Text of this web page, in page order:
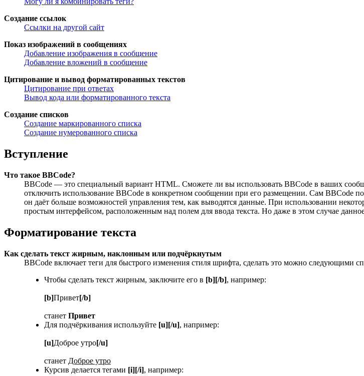
Создание ссылок
Ссылки на другой сайт
Показ изображений в сообщениях
Добавление изображения в сообщение
Добавление вложений в сообщение
Цитирование и вывод форматированных текстов
Цитирование при ответах
Вывод кода или форматированного текста
Создание списков
Создание маркированного списка
Создание нумерованного списка
Вступление
Что такое BBCode?
BBCode — это специальный вариант HTML. Сможете ли вы использовать BBCode в ваших
отключить использование BBCode в конкретном сообщении при его размещении. Сам BBCode
он даёт больше возможностей управления тем, как выводятся данные. При использовании
простым интерфейсом, расположенным над полем для ввода текста. Но даже в этом случае
Форматирование текста
Как сделать текст жирным, наклонным или подчёркнутым
BBCode включает теги для быстрого изменения стиля шрифта, сделать это можно следующими
Чтобы сделать текст жирным, заключите его в [b][/b], например:
[b]Привет[/b]
станет Привет
Для подчёркивания используйте [u][/u], например:
[u]Доброе утро[/u]
станет Доброе утро
Курсив делается тегами [i][/i], например: